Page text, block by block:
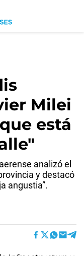
Milei
está
analizó el
y destacó
angustia”.